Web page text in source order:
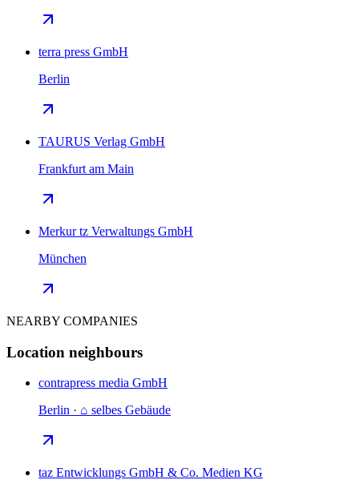
terra press GmbH
Berlin
TAURUS Verlag GmbH
Frankfurt am Main
Merkur tz Verwaltungs GmbH
München
NEARBY COMPANIES
Location neighbours
contrapress media GmbH
Berlin · ⌂ selbes Gebäude
taz Entwicklungs GmbH & Co. Medien KG